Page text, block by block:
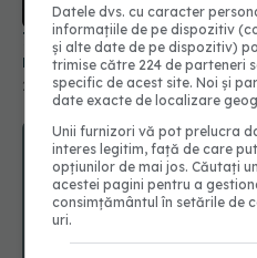
Datele dvs. cu caracter
informațiile de pe dispozitiv
și alte date de pe dispozitiv)
trimise către 224 de parteneri
specific de acest site. Noi și
date exacte de localizare
Unii furnizori vă pot prelucra
interes legitim, față de care
opțiunilor de mai jos. Căutați
acestei pagini pentru a
consimțământul în setările de
uri.